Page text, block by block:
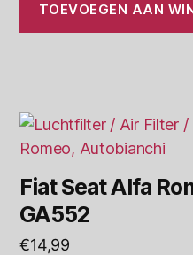
TOEVOEGEN AAN
Fiat Seat Alfa
GA552
€14,99